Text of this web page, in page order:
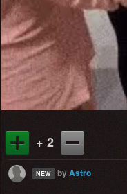
+ 2
NEW byAstro